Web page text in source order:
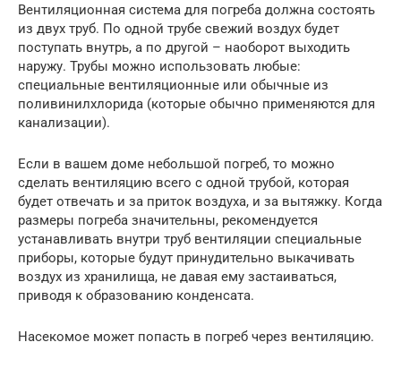
Вентиляционная система для погреба должна состоять
из двух труб. По одной трубе свежий воздух будет
поступать внутрь, а по другой – наоборот выходить
наружу. Трубы можно использовать любые:
специальные вентиляционные или обычные из
поливинилхлорида (которые обычно применяются для
канализации).
Если в вашем доме небольшой погреб, то можно
сделать вентиляцию всего с одной трубой, которая
будет отвечать и за приток воздуха, и за вытяжку. Когда
размеры погреба значительны, рекомендуется
устанавливать внутри труб вентиляции специальные
приборы, которые будут принудительно выкачивать
воздух из хранилища, не давая ему застаиваться,
приводя к образованию конденсата.
Насекомое может попасть в погреб через вентиляцию.